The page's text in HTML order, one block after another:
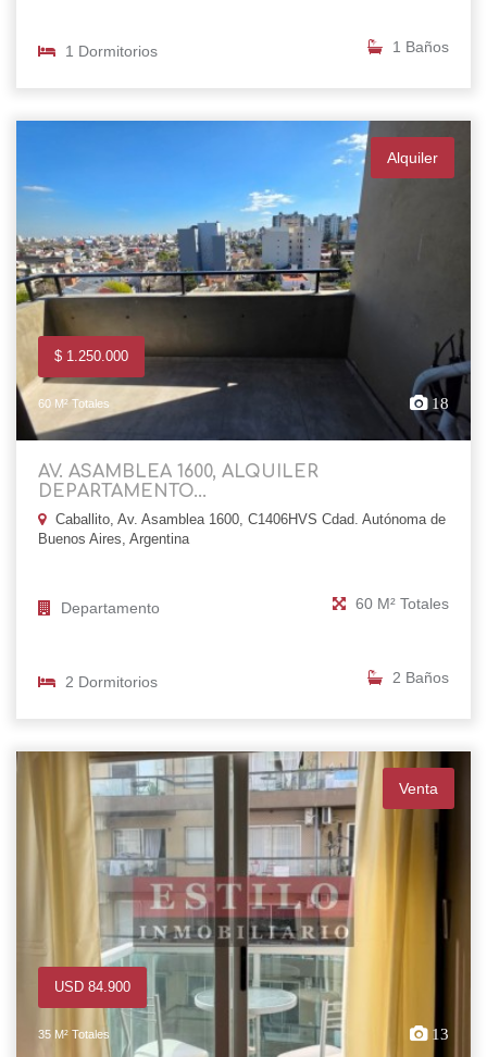
1 Dormitorios 1 Baños
Alquiler
$ 1.250.000
60 M² Totales 18
AV. ASAMBLEA 1600, ALQUILER
DEPARTAMENTO...
Caballito, Av. Asamblea 1600, C1406HVS Cdad. Autónoma de
Buenos Aires, Argentina
Departamento 60 M² Totales
2 Dormitorios 2 Baños
Venta
USD 84.900
35 M² Totales 13